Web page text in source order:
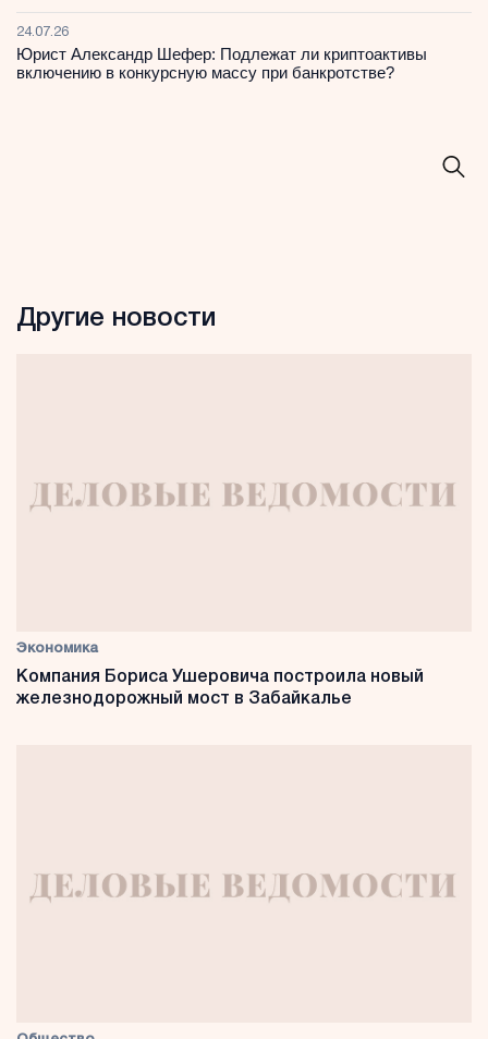
24.07.26
Юрист Александр Шефер: Подлежат ли криптоактивы
включению в конкурсную массу при банкротстве?
Другие новости
Экономика
Компания Бориса Ушеровича построила новый
железнодорожный мост в Забайкалье